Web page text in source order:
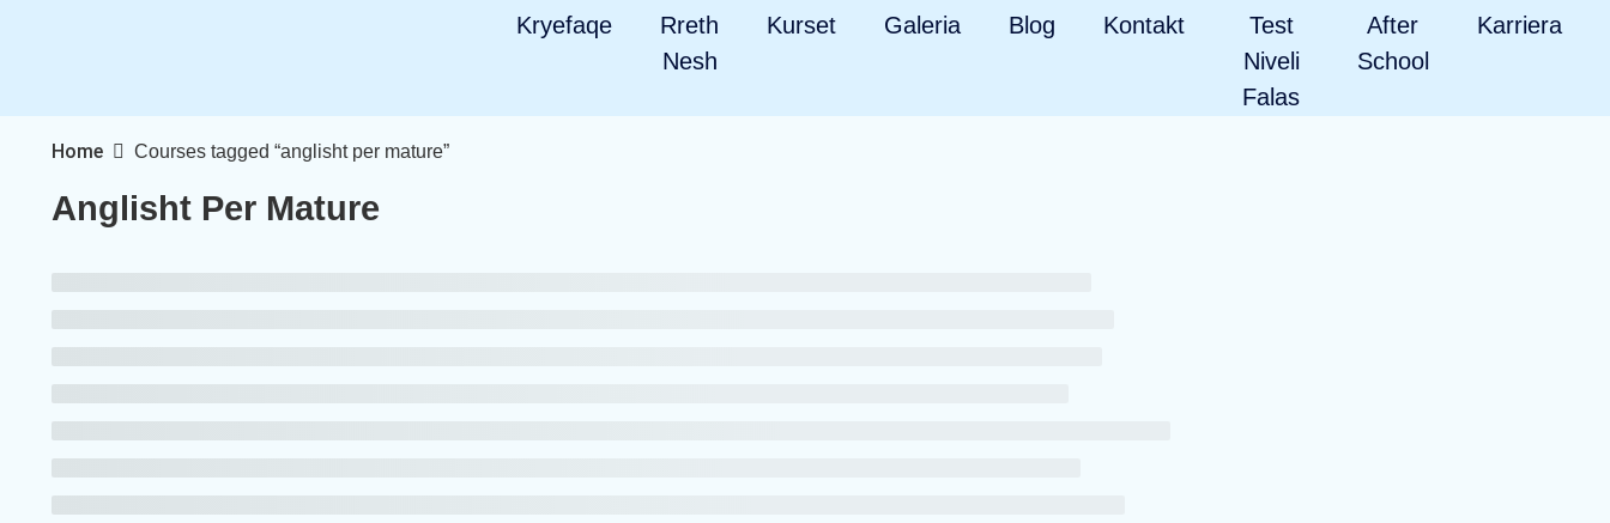
Kryefaqe
Rreth
Nesh
Kurset Galeria Blog Kontakt
Test
Niveli
Falas
After
School
Karriera
Home Courses tagged “anglisht per mature”
Anglisht Per Mature